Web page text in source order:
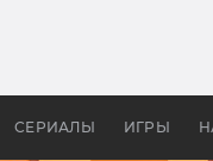
СЕРИАЛЫ ИГРЫ